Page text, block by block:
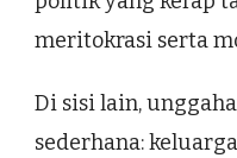
meritokrasi serta
Di sisi lain,
sederhana: